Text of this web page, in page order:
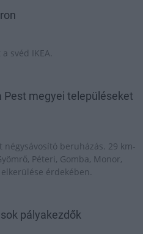
svéd IKEA.
Pest megyei településeket
beruházás. 29 km-
Péteri, Gomba, Monor,
érdekében.
pályakezdők